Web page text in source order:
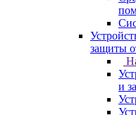
защиты
и